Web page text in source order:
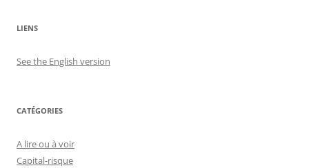
LIENS
See the English version
CATÉGORIES
A lire ou à voir
Capital-risque